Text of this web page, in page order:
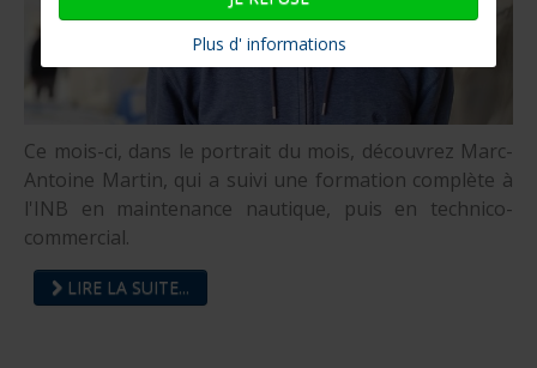
Ce mois-ci, dans le portrait du mois, découvrez Marc-
Antoine Martin, qui a suivi une formation complète à
l'INB en maintenance nautique, puis en technico-
commercial.
LIRE LA SUITE...
Plus d' informations